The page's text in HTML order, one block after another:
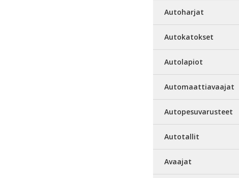
Autoharjat
Autokatokset
Autolapiot
Automaattiavaajat
Autopesuvarusteet
Autotallit
Avaajat